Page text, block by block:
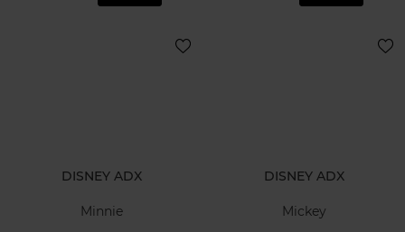
DISNEY ADX
Minnie
DISNEY ADX
Mickey